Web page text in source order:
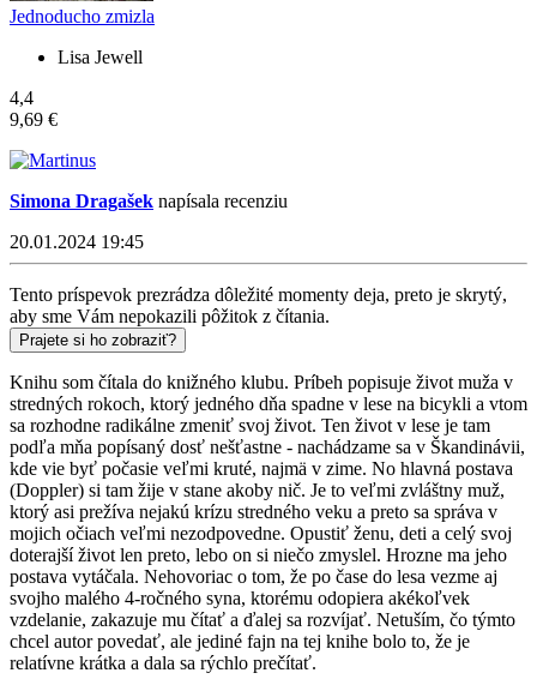
Jednoducho zmizla
Lisa Jewell
4,4
9,69 €
Simona Dragašek napísala recenziu
20.01.2024 19:45
Tento príspevok prezrádza dôležité momenty deja, preto je skrytý,
aby sme Vám nepokazili pôžitok z čítania.
Prajete si ho zobraziť?
Knihu som čítala do knižného klubu. Príbeh popisuje život muža v
stredných rokoch, ktorý jedného dňa spadne v lese na bicykli a vtom
sa rozhodne radikálne zmeniť svoj život. Ten život v lese je tam
podľa mňa popísaný dosť nešťastne - nachádzame sa v Škandinávii,
kde vie byť počasie veľmi kruté, najmä v zime. No hlavná postava
(Doppler) si tam žije v stane akoby nič. Je to veľmi zvláštny muž,
ktorý asi prežíva nejakú krízu stredného veku a preto sa správa v
mojich očiach veľmi nezodpovedne. Opustiť ženu, deti a celý svoj
doterajší život len preto, lebo on si niečo zmyslel. Hrozne ma jeho
postava vytáčala. Nehovoriac o tom, že po čase do lesa vezme aj
svojho malého 4-ročného syna, ktorému odopiera akékoľvek
vzdelanie, zakazuje mu čítať a ďalej sa rozvíjať. Netuším, čo týmto
chcel autor povedať, ale jediné fajn na tej knihe bolo to, že je
relatívne krátka a dala sa rýchlo prečítať.